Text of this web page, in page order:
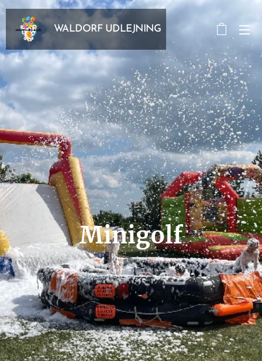
WALDORF UDLEJNING
Minigolf